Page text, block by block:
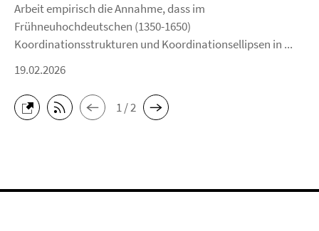
Arbeit empirisch die Annahme, dass im
Frühneuhochdeutschen (1350-1650)
Koordinationsstrukturen und Koordinationsellipsen in ...
19.02.2026
1 / 2